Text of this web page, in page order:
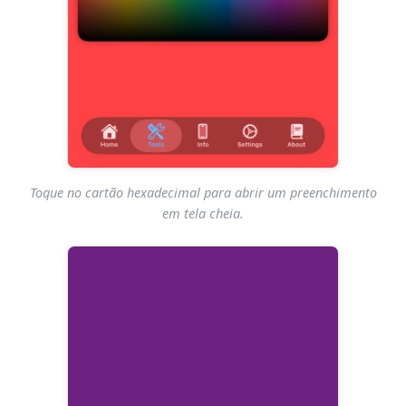
Toque no cartão hexadecimal para abrir um preenchimento
em tela cheia.